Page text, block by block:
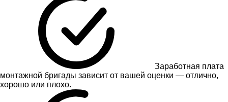
Заработная плата
монтажной бригады зависит от вашей оценки — отлично,
хорошо или плохо.